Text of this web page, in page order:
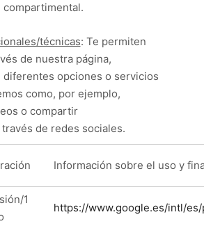
técnicas: Te permiten
de nuestra página,
diferentes opciones o servicios
como, por ejemplo,
o compartir
de redes sociales.
Información sobre el uso y
1
https://www.google.es/intl/